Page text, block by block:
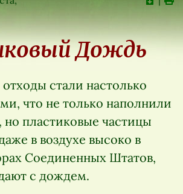
Дождь
стали настолько
что не только наполнили
пластиковые частицы
в воздухе высоко в
Соединенных Штатов,
с дождем.